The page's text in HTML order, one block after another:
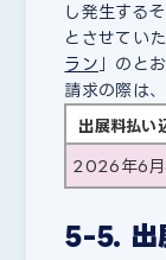
し発生する
とさせてい
ラン 」のと
請求の際は
出展料払い
2026年6月
5-5. 出